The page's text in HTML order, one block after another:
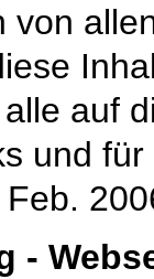
von
auf
und
Feb.
-